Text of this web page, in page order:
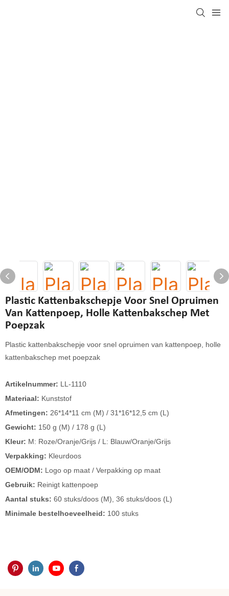
Plastic Kattenbakschepje Voor Snel Opruimen
Van Kattenpoep, Holle Kattenbakschep Met
Poepzak
Plastic kattenbakschepje voor snel opruimen van kattenpoep, holle
kattenbakschep met poepzak
Artikelnummer: LL-1110
Materiaal: Kunststof
Afmetingen: 26*14*11 cm (M) / 31*16*12,5 cm (L)
Gewicht: 150 g (M) / 178 g (L)
Kleur: M: Roze/Oranje/Grijs / L: Blauw/Oranje/Grijs
Verpakking: Kleurdoos
OEM/ODM: Logo op maat / Verpakking op maat
Gebruik: Reinigt kattenpoep
Aantal stuks: 60 stuks/doos (M), 36 stuks/doos (L)
Minimale bestelhoeveelheid: 100 stuks